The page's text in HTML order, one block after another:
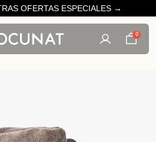
OFERTAS ESPECIALES →
0